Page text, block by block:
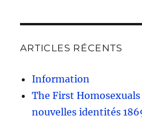
ARTICLES RÉCENTS
Information
The First
nouvelles identités